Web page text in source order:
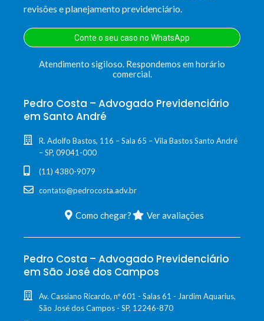
revisões e planejamento previdenciário.
Conte o seu caso no WhatsApp
Atendimento sigiloso. Respondemos em horário
comercial.
Pedro Costa – Advogado Previdenciário
em Santo André
R. Adolfo Bastos, 116 – Sala 65 – Vila Bastos Santo André
– SP, 09041-000
(11) 4380-9079
contato@pedrocosta.adv.br
Como chegar? Ver avaliações
Pedro Costa – Advogado Previdenciário
em São José dos Campos
Av. Cassiano Ricardo, nº 601 - Salas 61 - Jardim Aquarius,
São José dos Campos - SP, 12246-870